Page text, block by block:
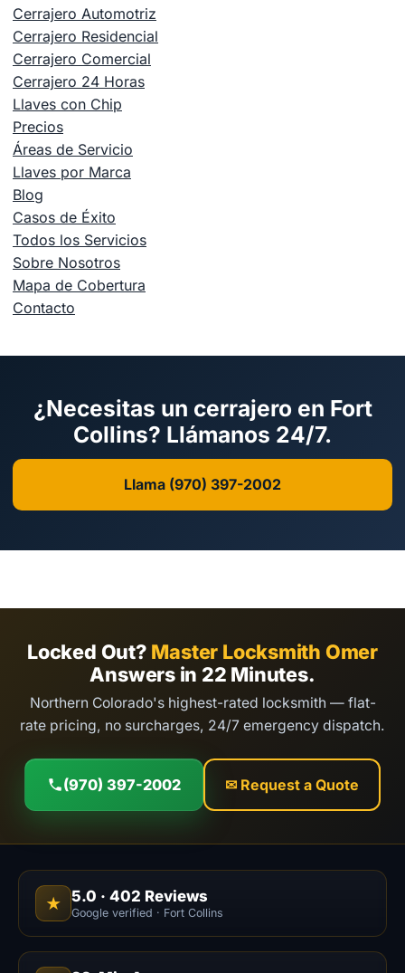
Cerrajero Automotriz
Cerrajero Residencial
Cerrajero Comercial
Cerrajero 24 Horas
Llaves con Chip
Precios
Áreas de Servicio
Llaves por Marca
Blog
Casos de Éxito
Todos los Servicios
Sobre Nosotros
Mapa de Cobertura
Contacto
¿Necesitas un cerrajero en Fort
Collins? Llámanos 24/7.
Llama (970) 397-2002
Locked Out? Master Locksmith Omer
Answers in 22 Minutes.
Northern Colorado's highest-rated locksmith — flat-
rate pricing, no surcharges, 24/7 emergency dispatch.
(970) 397-2002 ✉ Request a Quote
★ 5.0 · 402 Reviews
Google verified · Fort Collins